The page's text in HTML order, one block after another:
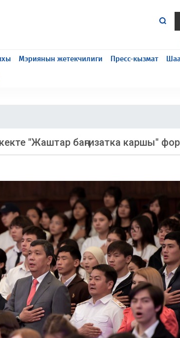
Мэриянын жетекчилиги Пресс-кызмат
"Жаштар баңгизатка каршы"